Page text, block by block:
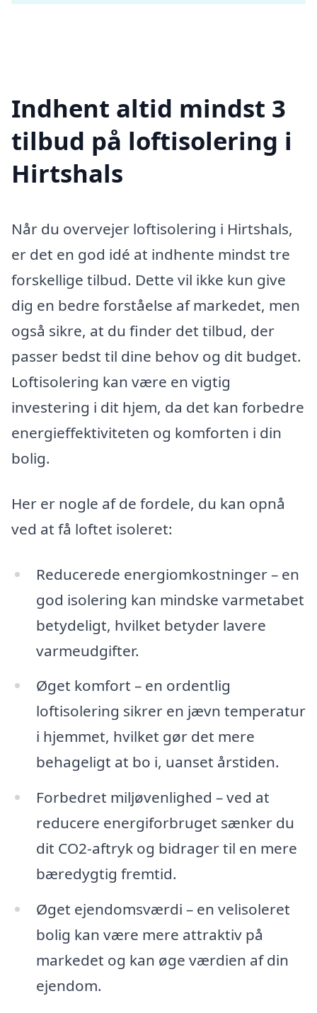
Indhent altid mindst 3
tilbud på loftisolering i
Hirtshals
Når du overvejer loftisolering i Hirtshals,
er det en god idé at indhente mindst tre
forskellige tilbud. Dette vil ikke kun give
dig en bedre forståelse af markedet, men
også sikre, at du finder det tilbud, der
passer bedst til dine behov og dit budget.
Loftisolering kan være en vigtig
investering i dit hjem, da det kan forbedre
energieffektiviteten og komforten i din
bolig.
Her er nogle af de fordele, du kan opnå
ved at få loftet isoleret:
Reducerede energiomkostninger – en
god isolering kan mindske varmetabet
betydeligt, hvilket betyder lavere
varmeudgifter.
Øget komfort – en ordentlig
loftisolering sikrer en jævn temperatur
i hjemmet, hvilket gør det mere
behageligt at bo i, uanset årstiden.
Forbedret miljøvenlighed – ved at
reducere energiforbruget sænker du
dit CO2-aftryk og bidrager til en mere
bæredygtig fremtid.
Øget ejendomsværdi – en velisoleret
bolig kan være mere attraktiv på
markedet og kan øge værdien af din
ejendom.